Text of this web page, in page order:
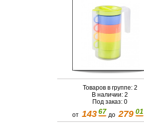
Товаров в группе: 2
В наличии: 2
Под заказ: 0
от 143 67до279 01